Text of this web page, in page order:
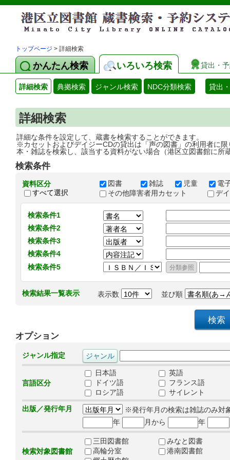
トップページ > 詳細検索
かんたん検索 いろいろ検索 貸出・
詳細検索 典拠検索 ジャンル検索 NDC分類検索 貸出
詳細検索
詳細な条件を設定して、蔵書を検索することができます。
※カセットおよびデイジーCDの貸出は「声の図書」の利用者に限
本・雑誌を検索し、該当する資料がない場合（港区立図書館に所
検索条件
資料区分
すべて選択
図書 雑誌 児童
電
その他障害者用カセット
デ
検索条件1
検索条件2
検索条件3
検索条件4
検索条件5
検索結果一覧表示 表示数 並び順
オプション
ジャンル指定
言語区分
日本語
英語
ドイツ語
フランス語
ロシア語
サイレント
出版／発行年月
※発行年月の検索は雑誌のみ対
年
月から 年
検索対象図書館
三田図書館
みなと図書
高輪分室
港南図書館